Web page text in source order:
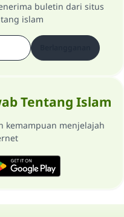
buletin dari situs
islam
Tentang Islam
kemampuan menjelajah